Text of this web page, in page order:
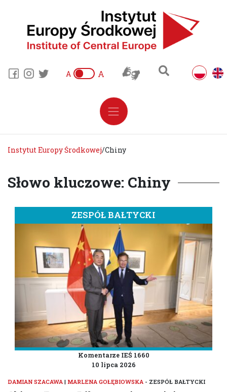
A A
Instytut Europy Środkowej/Chiny
Słowo kluczowe: Chiny
ZESPÓŁ BAŁTYCKI
Komentarze IEŚ 1660
10 lipca 2026
DAMIAN SZACAWA | MARLENA GOŁĘBIOWSKA - ZESPÓŁ BAŁTYCKI